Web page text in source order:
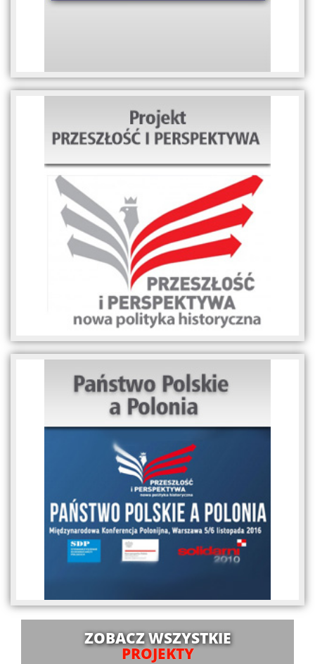
ZOBACZ WSZYSTKIE
PROJEKTY